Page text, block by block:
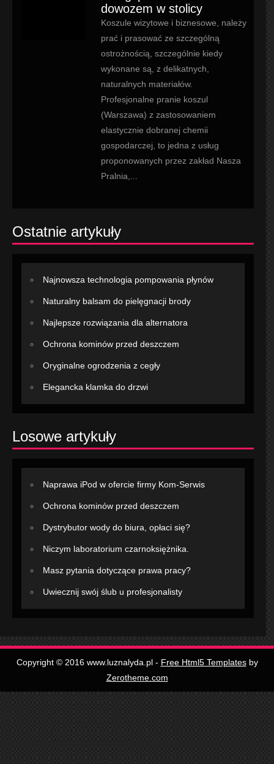
dowozem w stolicy
Koszule wizytowe i biznesowe, należy
prać i prasować ze szczególną
ostrożnością, szczególnie kiedy
wykonane są, z delikatnych,
naturalnych materiałów.
Profesjonalne pranie koszul
(Warszawa) z zastosowaniem
elastycznie dobranej chemii
gospodarczej, to jedna z usług
proponowanych przez zakład Nasza
Pralnia,...
Ostatnie artykuły
Najnowsza technologia pompowania płynów
Naturalny balsam do pielęgnacji brody
Najlepsze rozwiązania dla alternatora
Ochrona kominów przed deszczem
Oryginalne ogrodzenia z cegły
Elegancka klamka do drzwi
Losowe artykuły
Naprawa iPod w ofercie firmy Kom-Serwis
Ochrona kominów przed deszczem
Dystrybutor wody do biura, opłaci się?
Niczym laboratorium czarnoksiężnika.
Masz pytania dotyczące prawa pracy?
Uwiecznij swój ślub u profesjonalisty
Copyright © 2016 www.luznalyda.pl - Free Html5 Templatesby
Zerotheme.com